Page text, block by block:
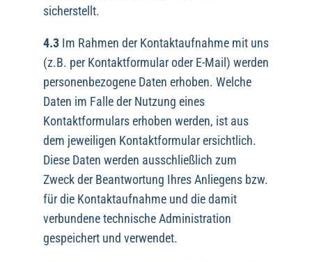
sicherstellt.
4.3 Im Rahmen der Kontaktaufnahme mit uns
(z.B. per Kontaktformular oder E-Mail) werden
personenbezogene Daten erhoben. Welche
Daten im Falle der Nutzung eines
Kontaktformulars erhoben werden, ist aus
dem jeweiligen Kontaktformular ersichtlich.
Diese Daten werden ausschließlich zum
Zweck der Beantwortung Ihres Anliegens bzw.
für die Kontaktaufnahme und die damit
verbundene technische Administration
gespeichert und verwendet.